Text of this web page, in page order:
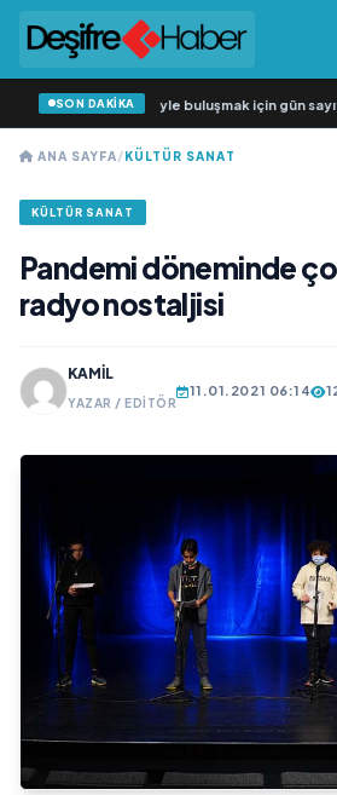
SON DAKİKA
Şarkıcısı” seyircisiyle buluşmak için gün
ANA SAYFA/KÜLTÜR SANAT
KÜLTÜR SANAT
Pandemi döneminde
radyo nostaljisi
KAMIL
YAZAR / EDITÖR
11.01.2021 06:14